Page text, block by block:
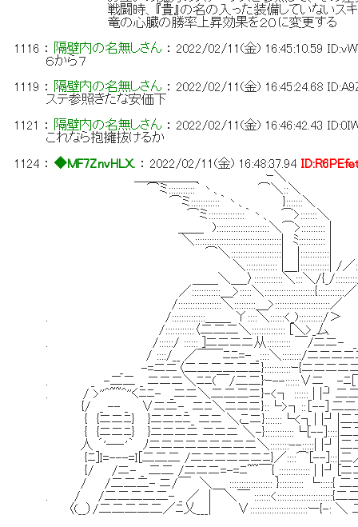
戦闘時、『貴』の名の入った装備していないスキ
竜の心臓の勝率上昇効果を２０に変更する
1116 ： 隔壁内の名無しさん ：2022/02/11(金) 16:45:10.59
６から７
1119 ： 隔壁内の名無しさん ：2022/02/11(金) 16:45:24.68
ステ参照きたな安価下
1121
： 隔壁内の名無しさん ：2022/02/11(金) 16:46:42.43
これなら抱擁抜けるか
1124 ：◆MF7ZnvHLX. ：2022/02/11(金) 16:48:37.94
＿＿＿＿＿ ｰ＼
⌒ミ:::::::::::｀丶、 ⌒＼::＼
⌒ミ::::::::::::｀丶、 }:::::::＼
⌒ミ:::::::::::::::｀丶、 ⌒>:::::::＼
＿＿ )::::::::::::::::::::::＼⌒>:::::::::: |
＼::::::::::::::::::::::::::::::::::::| ﾐ::::::::::: |
⌒＼:::::::::::::::::::::| |::::::::::::| ﾉ
＼::::::::::::: |＿|::::::::::::| /／
＿＿＼＿_〉::::::::::::＼:::＼/{_/
／::::::::::::＿>:::::＼:::::::::::::::::::::{:::::::::::／
/::::::::::::::::::＼:::::::::＿>:::::::::::::::::::::::／
. /::::::::::::::＿＿ Υ::::＼::::::<_)::::::::::/＞
/::::::::::::〈二二二＼:::::::::::::: [＼>_厶
. /::::::/ :::::: ]ニニニニ从:::::::::: ￣/ニニ- _
/ ::::/__ ／￣￣ﾆﾆ=- _::::＼::::::::/ニニニニ
_ -=ニニ〈二二二二二二}:::::::::::ｰ{ニニニニニ
. _ -二二 _ ニニニ＼ﾆﾆ(￣/二二}ｰ--::::::∨ニ_ -ﾆ[
. / >''^~~^''くﾆﾆ- _ニニ＼二二二ニ}-<┐ :::::: | |┘二
{/ _ -- _ ∨ニニ-_ ニﾆ＼ニニニ}::└>┐::［--］二二
{ {ニニﾆ} }ニニﾆﾆ_ ニニ ＼こニ}:::::::└<┐| |┘|
{ {ニニﾆ} }ニニニニ ニニニ ＼-}::::::::::::└[--]::::|二
人 ´'―‐'｀ ﾉニニニニニニニニニ＼::::::::--:::::| |┘|二
{ﾆ]I=---=I[二二二 /ニニニニニニﾆ}／::::⌒[--]:::|二
{/ /ニ- _ 二二 /ニニニ=-=ﾆ~~￣{_::::::::::::: | |┘[ニ
/ /二二二- ニ/￣ ＼＿ :::::::::::::::::: }:::::::::: └:::::{ 二
. / /二二二二二- _ ／ | ＼￣ :::::::<:::::::::::::::::::::::{二
〈(__）/二二二二二／ﾆ乂___| ∨::::::::::::::::::::::::ー{-: